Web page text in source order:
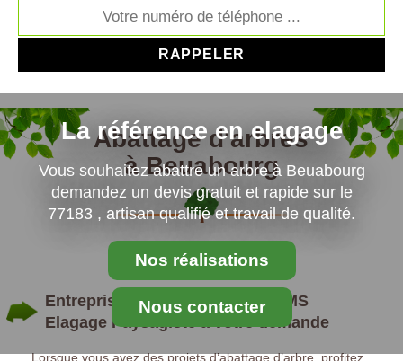
La référence en elagage
Vous souhaitez abattre un arbre à Beuabourg
demandez un devis gratuit et rapide sur le
77183 , artisan qualifié et travail de qualité.
Nos réalisations
Nous contacter
Abattage d'arbres
à Beuabourg
Entreprise d’abattage d’arbre : MS
Elagage Paysagiste à votre demande
Lorsque vous avez des projets d’abattage d’arbre, profitez